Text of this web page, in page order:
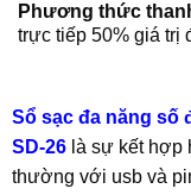
Phương thức
trực tiếp 50% giá trị
Sổ sạc đa năng số
SD-26 là sự kết hợp
thường với usb và